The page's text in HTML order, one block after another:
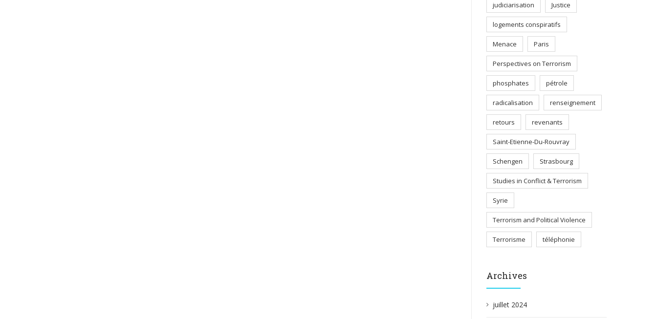
judiciarisation Justice
logements conspiratifs
Menace Paris
Perspectives on Terrorism
phosphates pétrole
radicalisation renseignement
retours revenants
Saint-Etienne-Du-Rouvray
Schengen Strasbourg
Studies in Conflict & Terrorism
Syrie
Terrorism and Political Violence
Terrorisme téléphonie
Archives
juillet 2024